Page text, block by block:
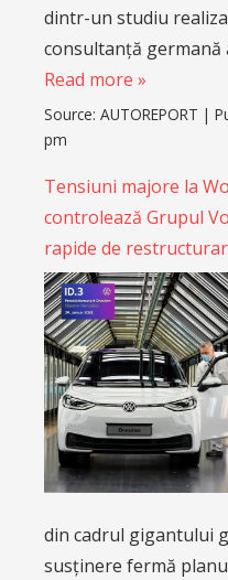
dintr-un studiu
consultanță germană
Read more »
Source: AUTOREPORT |
pm
Tensiuni majore la
controlează Grupul
rapide de
din cadrul gigantului
susținere fermă